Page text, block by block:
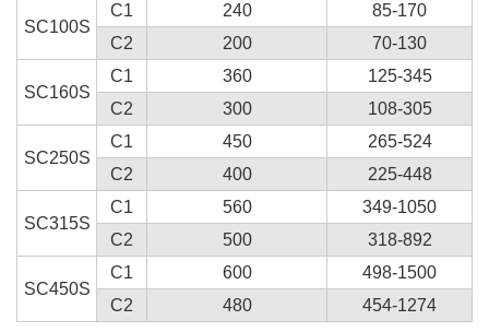
SC100S
C1 240
85-170
C2
200 70-130
SC160S
C1 360
125-345
C2
300 108-305
SC250S
C1 450
265-524
C2
400 225-448
SC315S
C1 560
349-1050
C2
500 318-892
SC450S
C1 600
498-1500
C2
480 454-1274